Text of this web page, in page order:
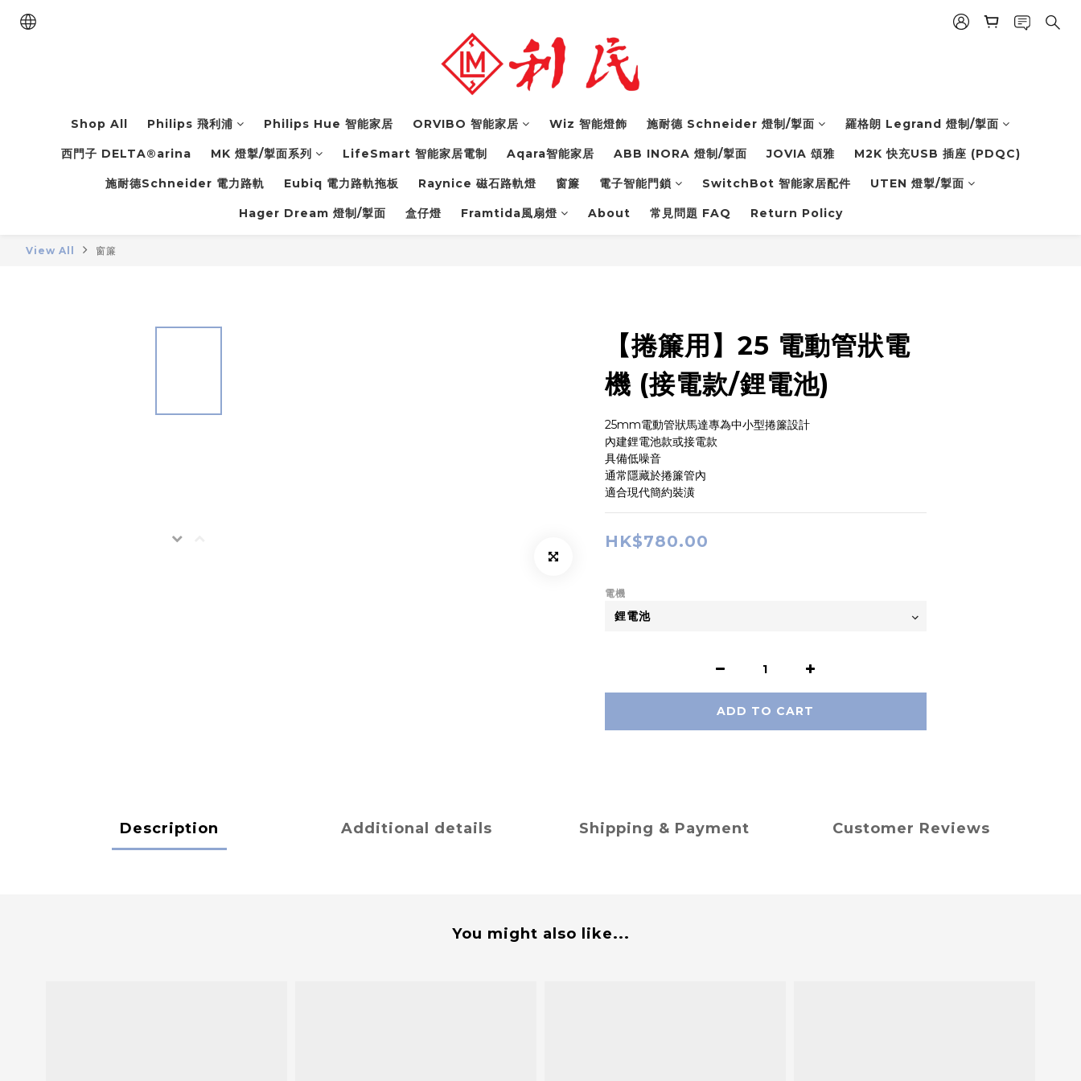
Shop All Philips 飛利浦 Philips Hue 智能家居 ORVIBO 智能家居 Wiz 智能燈飾 施耐德 Schneider 燈制/掣面 羅格朗 Legrand 燈制/掣面
西門子 DELTA®arina MK 燈掣/掣面系列 LifeSmart 智能家居電制 Aqara智能家居 ABB INORA 燈制/掣面 JOVIA 頌雅 M2K 快充USB 插座 (PDQC)
施耐德Schneider 電力路軌 Eubiq 電力路軌拖板 Raynice 磁石路軌燈 窗簾 電子智能門鎖 SwitchBot 智能家居配件 UTEN 燈掣/掣面
Hager Dream 燈制/掣面 盒仔燈 Framtida風扇燈 About 常見問題 FAQ Return Policy
View All 窗簾
【捲簾用】25 電動管狀電
機 (接電款/鋰電池)
25mm電動管狀馬達專為中小型捲簾設計
內建鋰電池款或接電款
具備低噪音
通常隱藏於捲簾管內
適合現代簡約裝潢
HK$780.00
電機
ADD TO CART
Description Additional details Shipping & Payment Customer Reviews
You might also like...